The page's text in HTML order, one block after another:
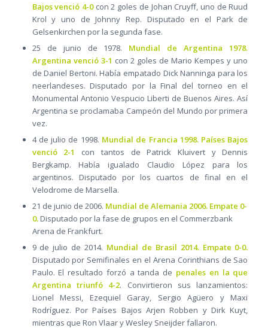
Bajos venció 4-0con 2 goles de Johan Cruyff, uno de Ruud
Krol y uno de Johnny Rep. Disputado en el Park de
Gelsenkirchen por la segunda fase.
25 de junio de 1978. Mundial de Argentina 1978.
Argentina venció 3-1 con 2 goles de Mario Kempes y uno
de Daniel Bertoni. Había empatado Dick Nanninga para los
neerlandeses. Disputado por la Final del torneo en el
Monumental Antonio Vespucio Liberti de Buenos Aires. Así
Argentina se proclamaba Campeón del Mundo por primera
vez.
4 de julio de 1998. Mundial de Francia 1998. Países Bajos
venció 2-1
con tantos de Patrick Kluivert y Dennis
Bergkamp. Había igualado Claudio López para los
argentinos. Disputado por los cuartos de final en el
Velodrome de Marsella.
21 de junio de 2006. Mundial de Alemania 2006. Empate 0-
0.Disputado por la fase de grupos en el Commerzbank
Arena de Frankfurt.
9 de julio de 2014. Mundial de Brasil 2014. Empate 0-0.
Disputado por Semifinales en el Arena Corinthians de Sao
Paulo. El resultado forzó a tanda de penales en la que
Argentina triunfó 4-2. Convirtieron sus lanzamientos:
Lionel Messi, Ezequiel Garay, Sergio Agüero y Maxi
Rodríguez. Por Países Bajos Arjen Robben y Dirk Kuyt,
mientras que Ron Vlaar y Wesley Sneijder fallaron.